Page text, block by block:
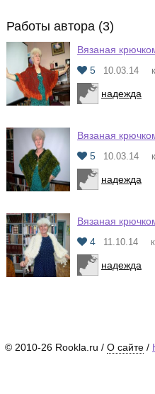
Работы автора (3)
Вязаная
5
10.03.14
надежда
Вязаная
5
10.03.14
надежда
Вязаная
4
11.10.14
надежда
© 2010-26 Rookla.ru / О сайте /